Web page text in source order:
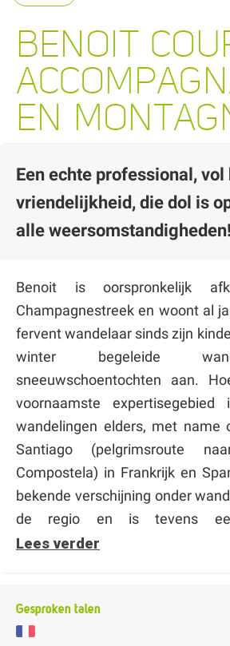
BENOIT
EN
Een echte professional, vol
vriendelijkheid, die dol is
alle weersomstandigheden!
Benoit is oorspronkelijk
Champagnestreek en woont al
fervent wandelaar sinds zijn
winter begeleide
sneeuwschoentochten aan.
voornaamste
wandelingen elders, met name
Santiago (pelgrimsroute
Compostela) in Frankrijk en
bekende verschijning onder
de regio en is tevens
Lees verder
Gesproken talen